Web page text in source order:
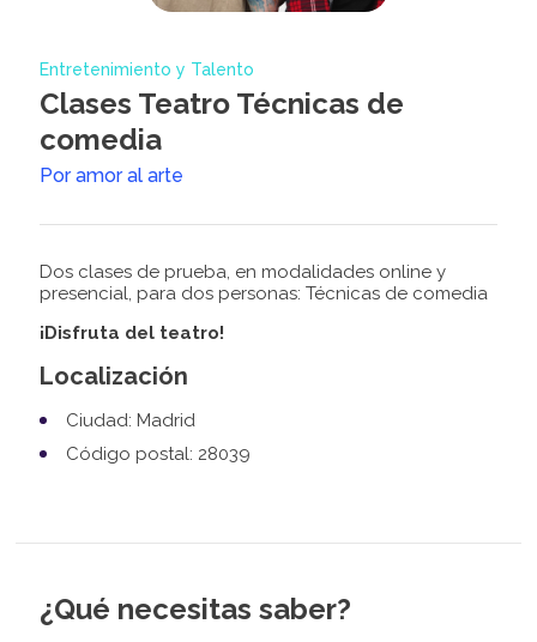
Entretenimiento y Talento
Clases Teatro Técnicas de
comedia
Por amor al arte
Dos clases de prueba, en modalidades online y
presencial, para dos personas: Técnicas de comedia
¡Disfruta del teatro!
Localización
Ciudad: Madrid
Código postal: 28039
¿Qué necesitas saber?